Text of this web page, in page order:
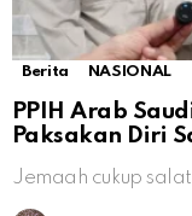
Berita NASIONAL
PPIH Arab
Paksakan Diri
Jemaah cukup